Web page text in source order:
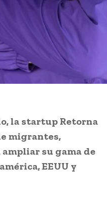
la startup Retorna
migrantes,
su gama de
EEUU y